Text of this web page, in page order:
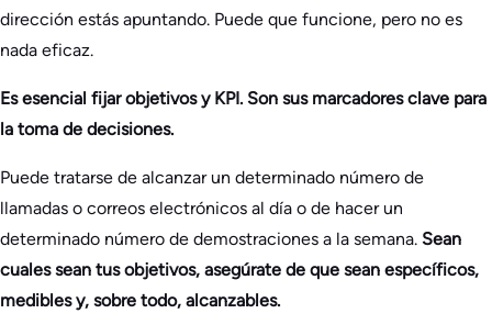
dirección estás apuntando. Puede que funcione, pero no es
nada eficaz.
Es esencial fijar objetivos y KPI. Son sus marcadores clave para
la toma de decisiones.
Puede tratarse de alcanzar un determinado número de
llamadas o correos electrónicos al día o de hacer un
determinado número de demostraciones a la semana. Sean
cuales sean tus objetivos, asegúrate de que sean específicos,
medibles y, sobre todo, alcanzables.